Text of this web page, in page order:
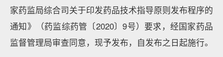
家药监局综合司关于印发药品技术指导原则发布程序的
通知》（药监综药管〔2020〕9号）要求，经国家药品
监督管理局审查同意，现予发布，自发布之日起施行。